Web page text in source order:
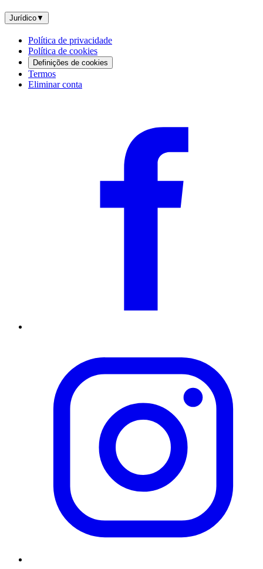
Jurídico▼
Política de privacidade
Política de cookies
Definições de cookies
Termos
Eliminar conta